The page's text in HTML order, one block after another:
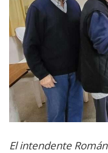
El intendente